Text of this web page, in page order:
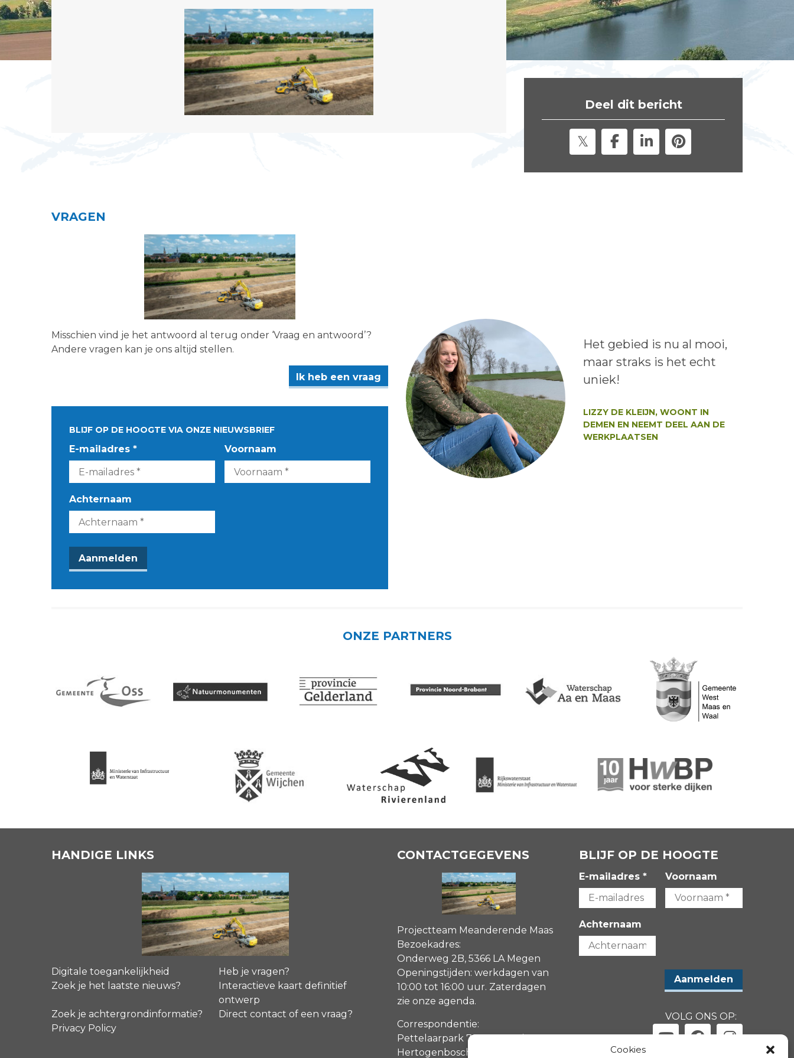
Cookies
Deel dit bericht
VRAGEN
Misschien vind je het antwoord al terug onder ‘Vraag en antwoord’?
Andere vragen kan je ons altijd stellen.
Ik heb een vraag
BLIJF OP DE HOOGTE VIA ONZE NIEUWSBRIEF
E-mailadres * Voornaam
Achternaam
Lees het bericht:
Het gebied is nu al mooi,
maar straks is het echt
uniek!
LIZZY DE KLEIJN, WOONT IN
DEMEN EN NEEMT DEEL AAN DE
WERKPLAATSEN
ONZE PARTNERS
HANDIGE LINKS
Digitale toegankelijkheid
Heb je vragen?
Zoek je het laatste nieuws?
Interactieve kaart definitief
ontwerp
Zoek je achtergrondinformatie?
Direct contact of een vraag?
Privacy Policy
CONTACTGEGEVENS
Projectteam Meanderende Maas
Bezoekadres:
Onderweg 2B, 5366 LA Megen
Openingstijden: werkdagen van
10:00 tot 16:00 uur. Zaterdagen
zie onze agenda.
Correspondentie:
Pettelaarpark 70, 5216 PP ‘s-
Hertogenbosch
BLIJF OP DE HOOGTE
E-mailadres * Voornaam
Achternaam
VOLG ONS OP: